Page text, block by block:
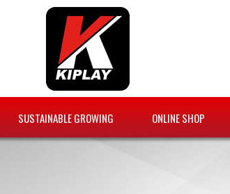
SUSTAINABLE GROWING ONLINE SHOP